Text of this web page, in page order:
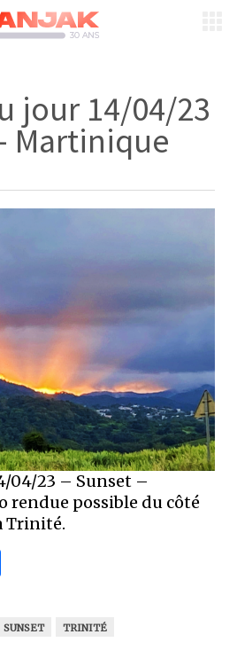
jour 14/04/23
Martinique
04/23 – Sunset –
rendue possible du côté
Trinité.
SUNSET TRINITÉ